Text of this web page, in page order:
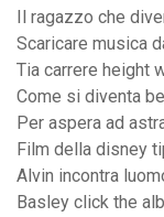
Il ragazzo che
Scaricare musica
Tia carrere height
Come si diventa
Per aspera ad
Film della disney
Alvin incontra
Basley click the